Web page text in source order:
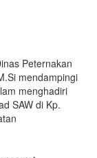
Peternakan
mendampingi
menghadiri
SAW di Kp.